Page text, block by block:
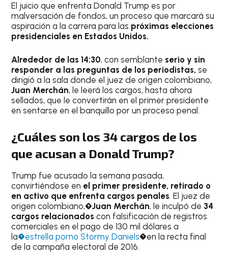
El juicio que enfrenta Donald Trump es por
malversación de fondos, un proceso que marcará su
aspiración a la carrera para las próximas elecciones
presidenciales en Estados Unidos.
Alrededor de las 14:30, con semblante serio y sin
responder a las preguntas de los periodistas, se
dirigió a la sala donde el juez de origen colombiano,
Juan Merchán, le leerá los cargos, hasta ahora
sellados, que le convertirán en el primer presidente
en sentarse en el banquillo por un proceso penal.
¿Cuáles son los 34 cargos de los
que acusan a Donald Trump?
Trump fue acusado la semana pasada,
convirtiéndose en el primer presidente, retirado o
en activo que enfrenta cargos penales. El juez de
origen colombiano,�Juan Merchán, le inculpó de 34
cargos relacionados con falsificación de registros
comerciales en el pago de 130 mil dólares a
la�estrella porno Stormy Daniels�en la recta final
de la campaña electoral de 2016.